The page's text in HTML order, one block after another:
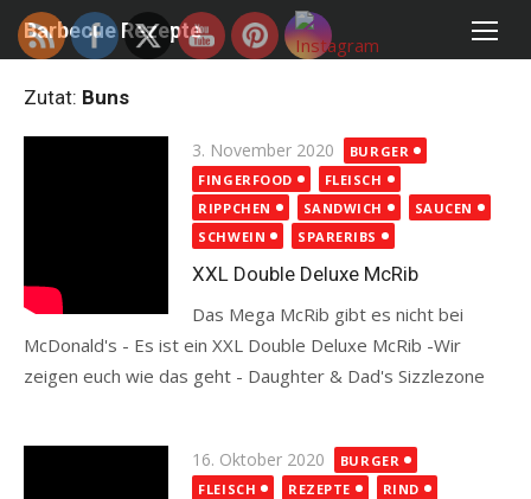
Skip
Barbecue Rezepte
Zutat: Buns
Posted
on
3. November 2020
BURGER
FINGERFOOD
FLEISCH
RIPPCHEN
SANDWICH
SAUCEN
SCHWEIN
SPARERIBS
XXL Double Deluxe McRib
Das Mega McRib gibt es nicht bei
McDonald's - Es ist ein XXL Double Deluxe McRib -Wir
zeigen euch wie das geht - Daughter & Dad's Sizzlezone
Posted
on
16. Oktober 2020
BURGER
FLEISCH
REZEPTE
RIND